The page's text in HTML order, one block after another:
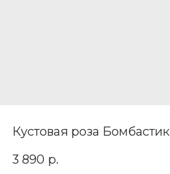
Кустовая роза Бомбастик
3 890 р.